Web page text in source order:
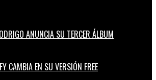
ANUNCIA SU TERCER ÁLBUM